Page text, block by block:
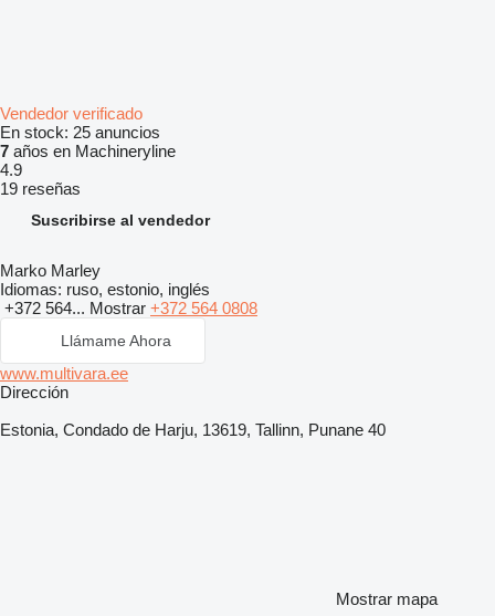
Vendedor verificado
En stock: 25 anuncios
7 años en Machineryline
4.9
19 reseñas
Suscribirse al vendedor
Marko Marley
Idiomas: ruso, estonio, inglés
+372 564... Mostrar +372 564 0808
Llámame Ahora
www.multivara.ee
Dirección
Estonia, Condado de Harju, 13619, Tallinn, Punane 40
Mostrar mapa